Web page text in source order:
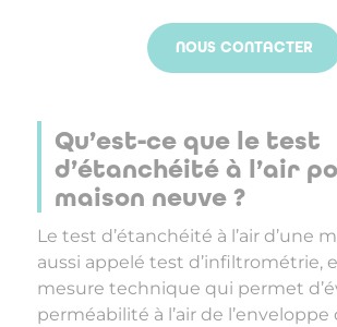
NOUS CONTACTER
Qu’est-ce que le test
d’étanchéité à l’air
maison neuve ?
Le test d’étanchéité à l’air d’une
aussi appelé test d’infiltrométrie,
mesure technique qui permet
perméabilité à l’air de